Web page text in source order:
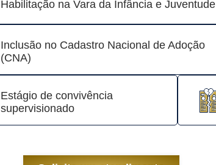
Habilitação na Vara da Infância e Juventude
Inclusão no Cadastro Nacional de Adoção
(CNA)
Estágio de convivência
supervisionado